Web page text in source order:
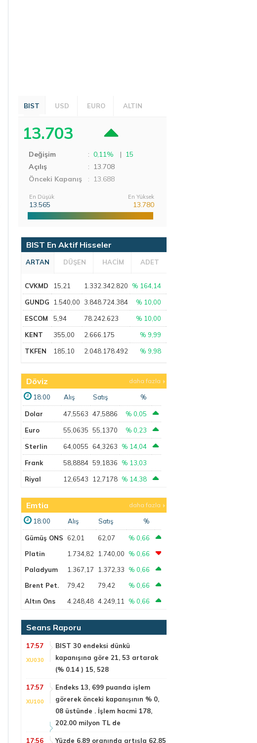
BIST USD EURO ALTIN
13.703
Değişim : 0,11% | 15
Açılış
: 13.708
Önceki Kapanış
: 13.688
En Düşük
13.565
En Yüksek
13.780
BIST En Aktif Hisseler
ARTAN DÜŞEN HACİM ADET
CVKMD 15,21 1.332.342.820 % 164,14
GUNDG 1.540,00 3.848.724.384 % 10,00
ESCOM 5,94 78.242.623 % 10,00
KENT 355,00 2.666.175 % 9,99
TKFEN 185,10 2.048.178.492 % 9,98
Döviz daha fazla
18:00 Alış Satış %
Dolar 47,5563 47,5886 % 0,05
Euro 55,0635 55,1370 % 0,23
Sterlin 64,0055 64,3263 % 14,04
Frank 58,8884 59,1836 % 13,03
Riyal 12,6543 12,7178 % 14,38
Emtia daha fazla
18:00 Alış Satış %
Gümüş ONS 62,01 62,07
% 0,66
Platin
1.734,82 1.740,00
% 0,66
Paladyum
1.367,17 1.372,33
% 0,66
Brent Pet.
79,42 79,42
% 0,66
Altın Ons
4.248,48 4.249,11 % 0,66
Seans Raporu
17:57
XU030
BIST 30 endeksi dünkü
kapanışına göre 21, 53 artarak
(% 0.14 ) 15, 528
17:57
XU100
Endeks 13, 699 puanda işlem
görerek önceki kapanışının % 0,
08 üstünde . İşlem hacmi 178,
202.00 milyon TL de
17:56
Yüzde 6.89 oranında artışla 62.85